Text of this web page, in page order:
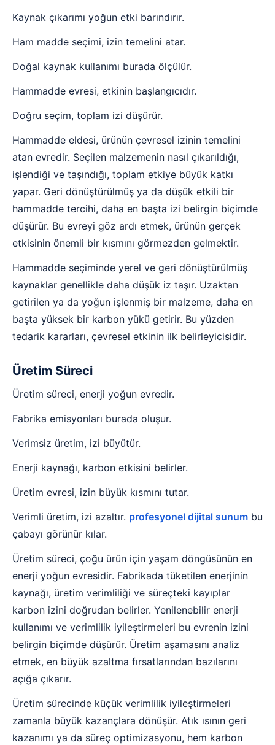
Kaynak çıkarımı yoğun etki barındırır.
Ham madde seçimi, izin temelini atar.
Doğal kaynak kullanımı burada ölçülür.
Hammadde evresi, etkinin başlangıcıdır.
Doğru seçim, toplam izi düşürür.
Hammadde eldesi, ürünün çevresel izinin temelini
atan evredir. Seçilen malzemenin nasıl çıkarıldığı,
işlendiği ve taşındığı, toplam etkiye büyük katkı
yapar. Geri dönüştürülmüş ya da düşük etkili bir
hammadde tercihi, daha en başta izi belirgin biçimde
düşürür. Bu evreyi göz ardı etmek, ürünün gerçek
etkisinin önemli bir kısmını görmezden gelmektir.
Hammadde seçiminde yerel ve geri dönüştürülmüş
kaynaklar genellikle daha düşük iz taşır. Uzaktan
getirilen ya da yoğun işlenmiş bir malzeme, daha en
başta yüksek bir karbon yükü getirir. Bu yüzden
tedarik kararları, çevresel etkinin ilk belirleyicisidir.
Üretim Süreci
Üretim süreci, enerji yoğun evredir.
Fabrika emisyonları burada oluşur.
Verimsiz üretim, izi büyütür.
Enerji kaynağı, karbon etkisini belirler.
Üretim evresi, izin büyük kısmını tutar.
Verimli üretim, izi azaltır. profesyonel dijital sunum bu
çabayı görünür kılar.
Üretim süreci, çoğu ürün için yaşam döngüsünün en
enerji yoğun evresidir. Fabrikada tüketilen enerjinin
kaynağı, üretim verimliliği ve süreçteki kayıplar
karbon izini doğrudan belirler. Yenilenebilir enerji
kullanımı ve verimlilik iyileştirmeleri bu evrenin izini
belirgin biçimde düşürür. Üretim aşamasını analiz
etmek, en büyük azaltma fırsatlarından bazılarını
açığa çıkarır.
Üretim sürecinde küçük verimlilik iyileştirmeleri
zamanla büyük kazançlara dönüşür. Atık ısının geri
kazanımı ya da süreç optimizasyonu, hem karbon